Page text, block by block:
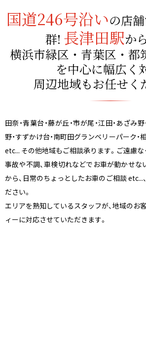
国道246号沿いの店
群! 長津田駅か
横浜市緑区・青葉区・都
を中心に幅広く
周辺地域もお任せく
田奈・青葉台・藤が丘・市が尾・江田・あざみ
野・すずかけ台・南町田グランベリーパーク・
etc... その他地域もご相談承ります。ご遠慮な
事故や不調、車検切れなどでお車が動かせな
から、日常のちょっとしたお車のご相談 etc...
ださい。
エリアを熟知しているスタッフが、地域のお
ィーに対応させていただきます。